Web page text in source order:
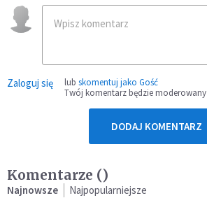
Zaloguj się lub skomentuj jako Gość
Twój komentarz będzie moderowany
DODAJ KOMENTARZ
Komentarze ()
Najnowsze Najpopularniejsze